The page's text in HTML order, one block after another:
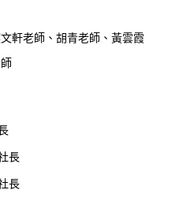
軒老師、胡青老師、黃雲霞
長
長